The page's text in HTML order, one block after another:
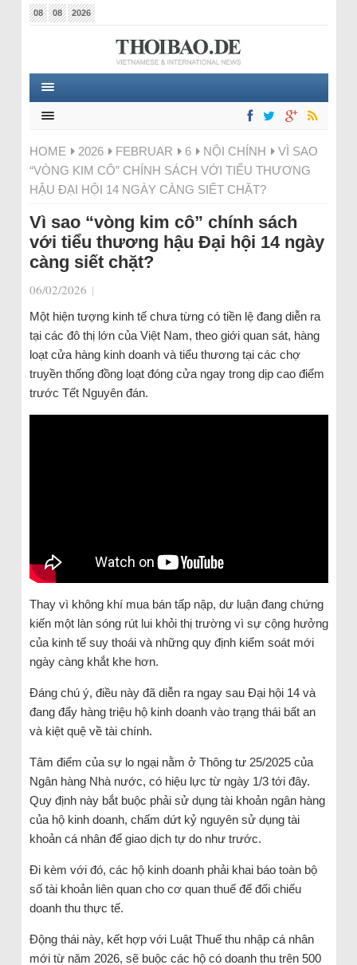
08 08 2026
HOME 2026 FEBRUAR 6 NỘI CHÍNH
VÌ SAO
“VÒNG KIM CÔ” CHÍNH SÁCH VỚI TIỂU THƯƠNG
HẬU ĐẠI HỘI 14 NGÀY CÀNG SIẾT CHẶT?
Vì sao “vòng kim cô” chính sách
với tiểu thương hậu Đại hội 14 ngày
càng siết chặt?
06/02/2026 |
Một hiện tượng kinh tế chưa từng có tiền lệ đang diễn ra
tại các đô thị lớn của Việt Nam, theo giới quan sát, hàng
loạt cửa hàng kinh doanh và tiểu thương tại các chợ
truyền thống đồng loạt đóng cửa ngay trong dịp cao điểm
trước Tết Nguyên đán.
Thay vì không khí mua bán tấp nập, dư luận đang chứng
kiến một làn sóng rút lui khỏi thị trường vì sự cộng hưởng
của kinh tế suy thoái và những quy định kiểm soát mới
ngày càng khắt khe hơn.
Đáng chú ý, điều này đã diễn ra ngay sau Đại hội 14 và
đang đẩy hàng triệu hộ kinh doanh vào trạng thái bất an
và kiệt quệ về tài chính.
Tâm điểm của sự lo ngại nằm ở Thông tư 25/2025 của
Ngân hàng Nhà nước, có hiệu lực từ ngày 1/3 tới đây.
Quy định này bắt buộc phải sử dụng tài khoản ngân hàng
của hộ kinh doanh, chấm dứt kỷ nguyên sử dụng tài
khoản cá nhân để giao dịch tự do như trước.
Đi kèm với đó, các hộ kinh doanh phải khai báo toàn bộ
số tài khoản liên quan cho cơ quan thuế để đối chiếu
doanh thu thực tế.
Động thái này, kết hợp với Luật Thuế thu nhập cá nhân
mới từ năm 2026, sẽ buộc các hộ có doanh thu trên 500